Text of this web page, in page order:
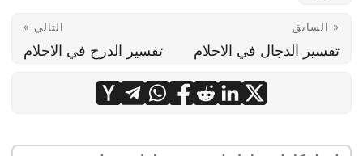
« السابق
تفسير الدجال في الاحلام
التالي »
تفسير الدرج في الاحلام